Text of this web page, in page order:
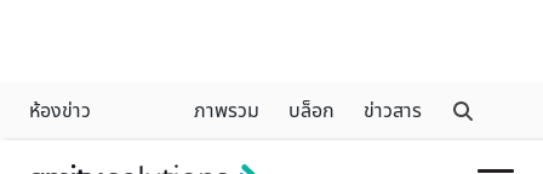
ห้องข่าว ภาพรวม บล็อก ข่าวสาร